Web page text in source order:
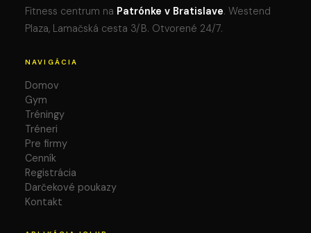
Fitness centrum na Patrónke v Bratislave. Westend
Plaza, Lamačská cesta 3/B. Otvorené 24/7.
NAVIGÁCIA
Domov
Gym
Tréningy
Tréneri
Pre firmy
Cenník
Registrácia
Darčekové poukazy
Kontakt